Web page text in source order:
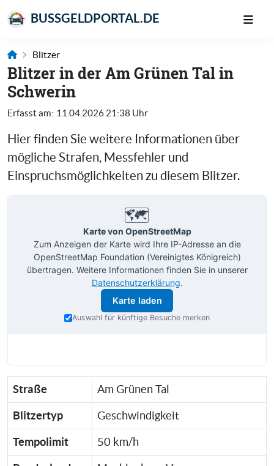
BUSSGELDPORTAL.DE
Blitzer
Blitzer in der Am Grünen Tal in
Schwerin
Erfasst am: 11.04.2026 21:38 Uhr
Hier finden Sie weitere Informationen über
mögliche Strafen, Messfehler und
Einspruchsmöglichkeiten zu diesem Blitzer.
🗺️
Karte von OpenStreetMap
Zum Anzeigen der Karte wird Ihre IP-Adresse an die
OpenStreetMap Foundation (Vereinigtes Königreich)
übertragen. Weitere Informationen finden Sie in unserer
Datenschutzerklärung.
Karte laden
Auswahl für künftige Besuche merken
Straße Am Grünen Tal
Blitzertyp Geschwindigkeit
Tempolimit 50 km/h